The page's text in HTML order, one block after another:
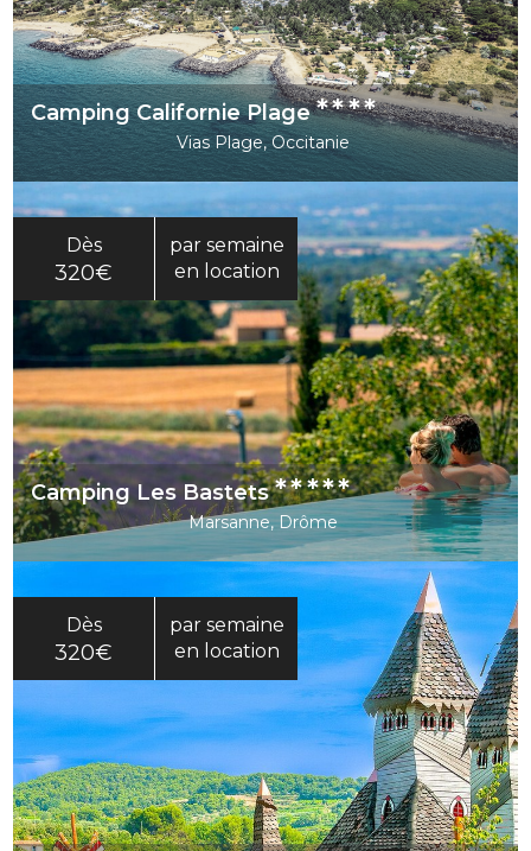
Camping Californie Plage****
Vias Plage, Occitanie
Dès
320€
par semaine
en location
Camping Les Bastets*****
Marsanne, Drôme
Dès
320€
par semaine
en location